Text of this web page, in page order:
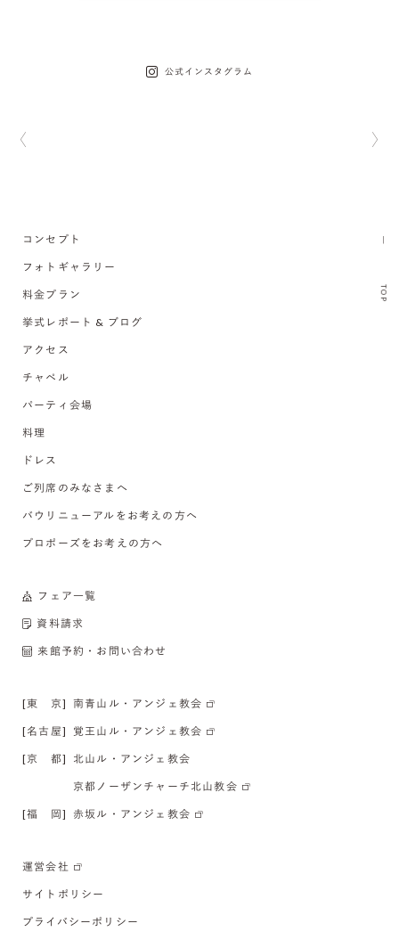
公式インスタグラム
TOP
コンセプト
フォトギャラリー
料金プラン
挙式レポート & ブログ
アクセス
チャペル
パーティ会場
料理
ドレス
ご列席のみなさまへ
バウリニューアルをお考えの方へ
プロポーズをお考えの方へ
フェア一覧
資料請求
来館予約・お問い合わせ
[東 京] 南青山ル・アンジェ教会
[名古屋] 覚王山ル・アンジェ教会
[京 都] 北山ル・アンジェ教会
京都ノーザンチャーチ北山教会
[福 岡] 赤坂ル・アンジェ教会
運営会社
サイトポリシー
プライバシーポリシー